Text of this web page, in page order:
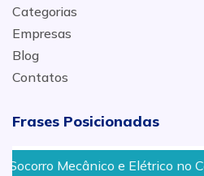
Categorias
Empresas
Blog
Contatos
Frases Posicionadas
Mecânico e Elétrico no